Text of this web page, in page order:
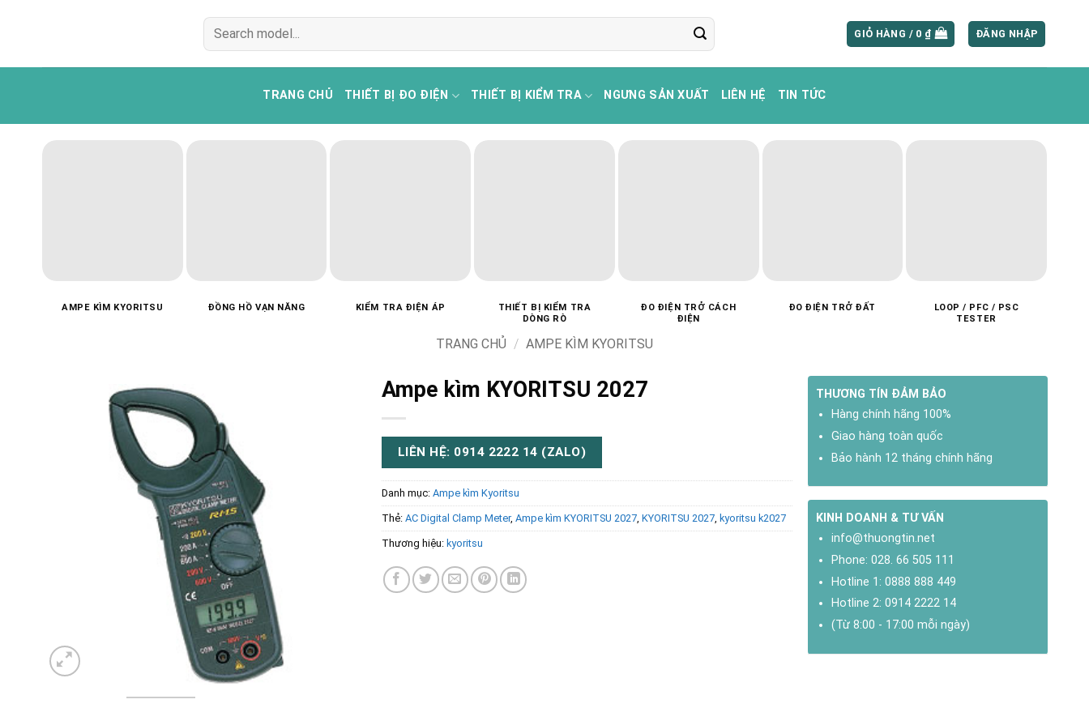
dung
Tìm
kiếm:
GIỎ HÀNG / 0 ₫ ĐĂNG NHẬP
TRANG CHỦ THIẾT BỊ ĐO ĐIỆN THIẾT BỊ KIỂM TRA NGƯNG SẢN XUẤT LIÊN HỆ TIN TỨC
AMPE KÌM KYORITSU ĐỒNG HỒ VẠN NĂNG KIỂM TRA ĐIỆN ÁP
THIẾT BỊ KIỂM TRA
DÒNG RÒ
ĐO ĐIỆN TRỞ CÁCH
ĐIỆN
ĐO ĐIỆN TRỞ ĐẤT
LOOP / PFC / PSC
TESTER
TRANG CHỦ / AMPE KÌM KYORITSU
Ampe kìm KYORITSU 2027
LIÊN HỆ: 0914 2222 14 (ZALO)
Danh mục:Ampe kìm Kyoritsu
Thẻ:AC Digital Clamp Meter,Ampe kìm KYORITSU 2027,KYORITSU 2027, kyoritsu k2027
Thương hiệu: kyoritsu
THƯƠNG TÍN ĐẢM BẢO
Hàng chính hãng 100%
Giao hàng toàn quốc
Bảo hành 12 tháng chính hãng
KINH DOANH & TƯ VẤN
info@thuongtin.net
Phone:028. 66 505 111
Hotline 1:0888 888 449
Hotline 2:0914 2222 14
(Từ 8:00 - 17:00 mỗi ngày)